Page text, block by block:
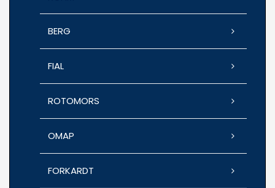
BERG
FIAL
ROTOMORS
OMAP
FORKARDT